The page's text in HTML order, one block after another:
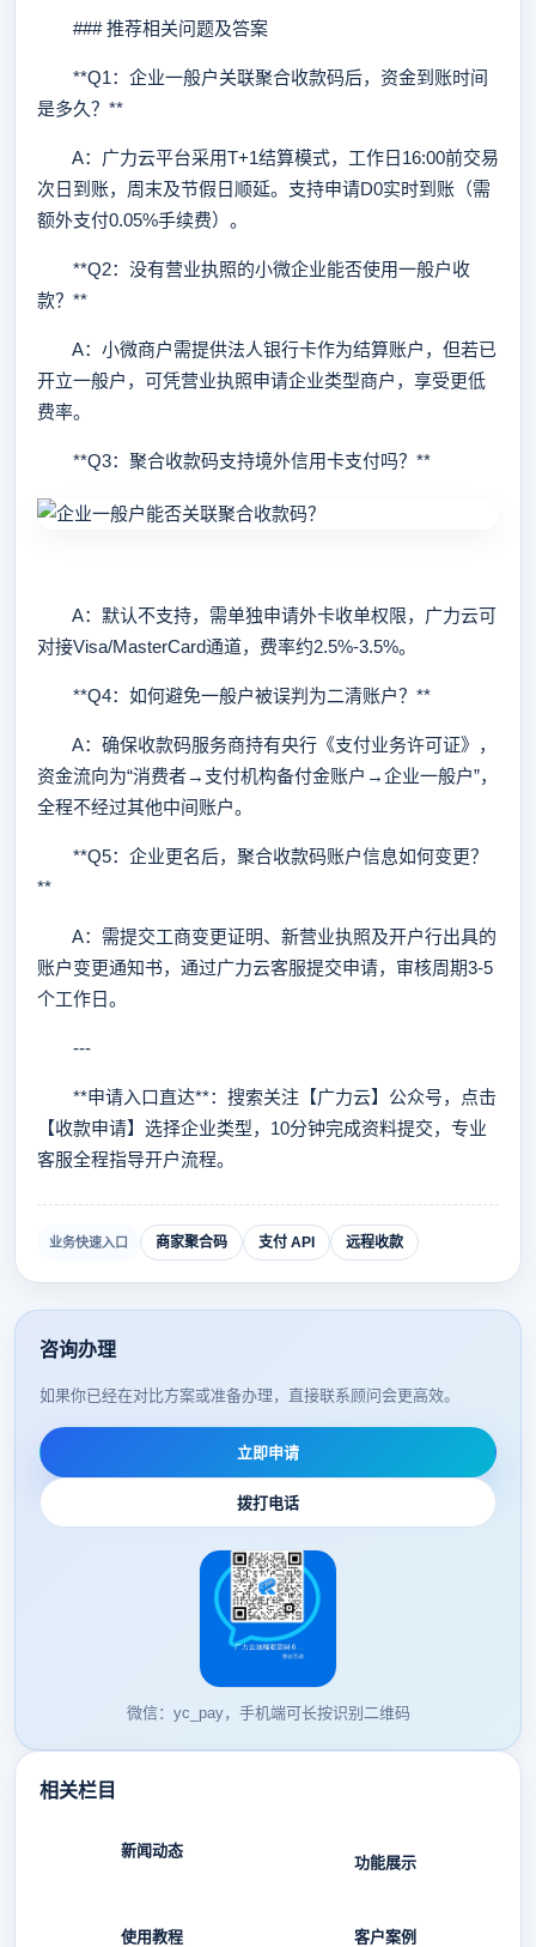
### 推荐相关问题及答案
**Q1：企业一般户关联聚合收款码后，资金到账时间
是多久？**
A：广力云平台采用T+1结算模式，工作日16:00前交易
次日到账，周末及节假日顺延。支持申请D0实时到账（需
额外支付0.05%手续费）。
**Q2：没有营业执照的小微企业能否使用一般户收
款？**
A：小微商户需提供法人银行卡作为结算账户，但若已
开立一般户，可凭营业执照申请企业类型商户，享受更低
费率。
**Q3：聚合收款码支持境外信用卡支付吗？**
A：默认不支持，需单独申请外卡收单权限，广力云可
对接Visa/MasterCard通道，费率约2.5%-3.5%。
**Q4：如何避免一般户被误判为二清账户？**
A：确保收款码服务商持有央行《支付业务许可证》，
资金流向为“消费者→支付机构备付金账户→企业一般户”，
全程不经过其他中间账户。
**Q5：企业更名后，聚合收款码账户信息如何变更？
**
A：需提交工商变更证明、新营业执照及开户行出具的
账户变更通知书，通过广力云客服提交申请，审核周期3-5
个工作日。
---
**申请入口直达**：搜索关注【广力云】公众号，点击
【收款申请】选择企业类型，10分钟完成资料提交，专业
客服全程指导开户流程。
业务快速入口 商家聚合码 支付 API 远程收款
咨询办理
如果你已经在对比方案或准备办理，直接联系顾问会更高效。
立即申请
拨打电话
微信：yc_pay，手机端可长按识别二维码
相关栏目
新闻动态
功能展示
使用教程 客户案例